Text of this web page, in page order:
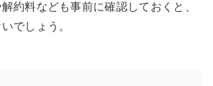
約料なども事前に確認しておくと、
でしょう。